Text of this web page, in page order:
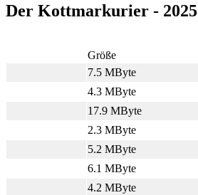
Der Kottmarkurier - 2025
Größe
7.5 MByte
4.3 MByte
17.9 MByte
2.3 MByte
5.2 MByte
6.1 MByte
4.2 MByte